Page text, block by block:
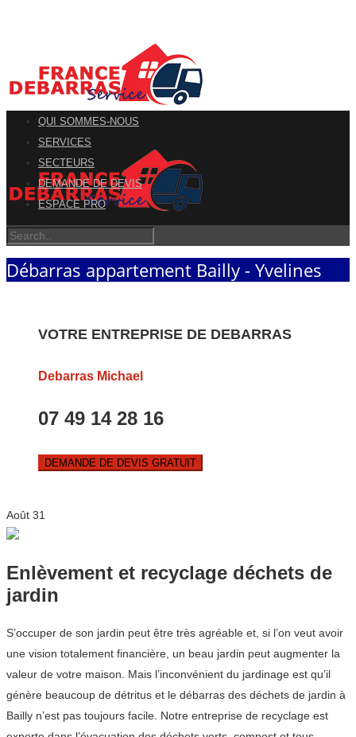
QUI SOMMES-NOUS
SERVICES
SECTEURS
DEMANDE DE DEVIS
ESPACE PRO
Débarras appartement Bailly - Yvelines
VOTRE ENTREPRISE DE DEBARRAS
Debarras Michael
07 49 14 28 16
DEMANDE DE DEVIS GRATUIT
Août 31
Enlèvement et recyclage déchets de
jardin
S’occuper de son jardin peut être très agréable et, si l’on veut avoir
une vision totalement financière, un beau jardin peut augmenter la
valeur de votre maison. Mais l’inconvénient du jardinage est qu’il
génère beaucoup de détritus et le débarras des déchets de jardin à
Bailly n’est pas toujours facile. Notre entreprise de recyclage est